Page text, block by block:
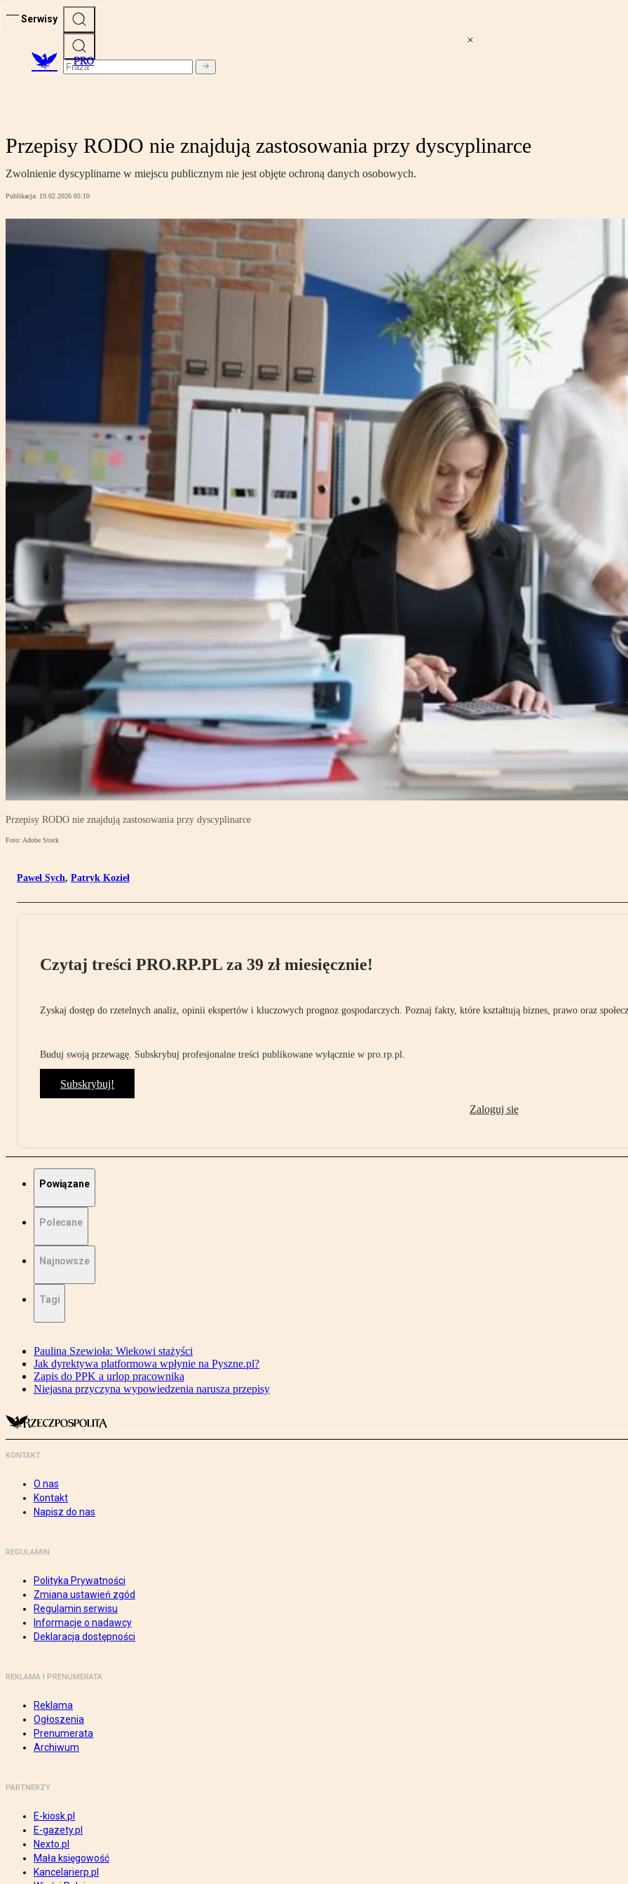
Serwisy
PRO
Przepisy RODO nie znajdują zastosowania przy dyscyplinarce
Zwolnienie dyscyplinarne w miejscu publicznym nie jest objęte ochroną danych osobowych.
Publikacja: 19.02.2026 05:10
Przepisy RODO nie znajdują zastosowania przy dyscyplinarce
Foto: Adobe Stock
Paweł Sych, Patryk Kozieł
Czytaj treści PRO.RP.PL za 39 zł miesięcznie!
Zyskaj dostęp do rzetelnych analiz, opinii ekspertów i kluczowych prognoz gospodarczych. Poznaj fakty, które kształtują biznes, prawo oraz
Buduj swoją przewagę. Subskrybuj profesjonalne treści publikowane wyłącznie w pro.rp.pl.
Subskrybuj!
Zaloguj się
Powiązane
Polecane
Najnowsze
Tagi
Paulina Szewioła: Wiekowi stażyści
Jak dyrektywa platformowa wpłynie na Pyszne.pl?
Zapis do PPK a urlop pracownika
Niejasna przyczyna wypowiedzenia narusza przepisy
KONTAKT
O nas
Kontakt
Napisz do nas
REGULAMIN
Polityka Prywatności
Zmiana ustawień zgód
Regulamin serwisu
Informacje o nadawcy
Deklaracja dostępności
REKLAMA I PRENUMERATA
Reklama
Ogłoszenia
Prenumerata
Archiwum
PARTNERZY
E-kiosk.pl
E-gazety.pl
Nexto.pl
Mała księgowość
Kancelarierp.pl